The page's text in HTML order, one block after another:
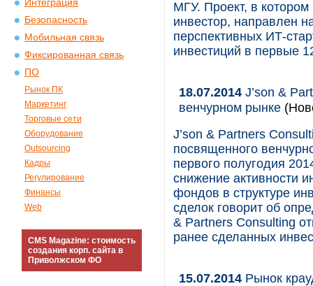
Интеграция
Безопасность
Мобильная связь
Фиксированная связь
ПО
Рынок ПК
Маркетинг
Торговые сети
Оборудование
Outsourcing
Кадры
Регулирование
Финансы
Web
CMS Magazine: стоимость
создания корп. сайта в
Приволжском ФО
МГУ. Проект, в котором
инвестор, направлен
перспективных ИТ-
инвестиций в первые
18.07.2014 J’son &
венчурном рынке
J’son & Partners
посвященного
первого полугодия
снижение активности
фондов в структуре
сделок говорит об
& Partners Consulting
ранее сделанных
15.07.2014 Рынок